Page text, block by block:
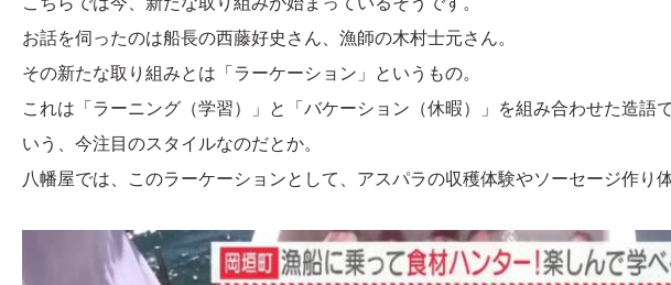
お話を伺ったのは船長の西藤好史さん、漁師の木村士元さん。
その新たな取り組みとは「ラーケーション」というもの。
これは「ラーニング（学習）」と「バケーション（休暇）」を組み合わせた造語
いう、今注目のスタイルなのだとか。
八幡屋では、このラーケーションとして、アスパラの収穫体験やソーセージ作り